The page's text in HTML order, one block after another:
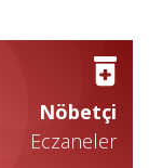
Nöbetçi
Eczaneler